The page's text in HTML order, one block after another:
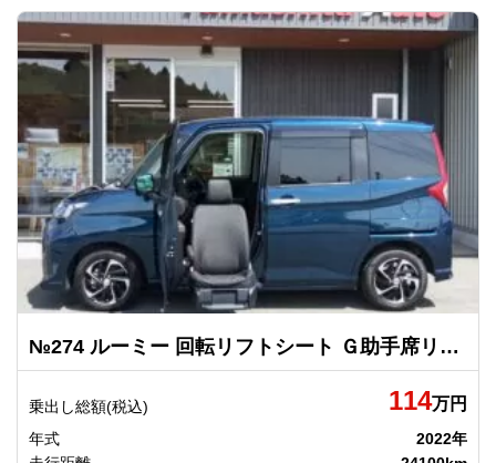
№274 ルーミー 回転リフトシート Ｇ助手席リフトアップシート車 Ａタイプ トヨタ
乗出し総額(税込) 114万円
年式
2022年